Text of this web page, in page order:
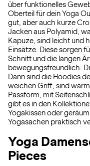
über funktionelles
Oberteil für dein Yoga
gut, aber auch kurze
Jacken aus Polyamid,
Kapuze, sind leicht und
Einsätze. Diese sorgen
Schnitt und die langen
bewegungsfreundlich.
Dann sind die Hoodies
weichen Griff, sind
Passform, mit
gibt es in den
Yogakissen oder
Yogasachen praktisch
Yoga
Pieces